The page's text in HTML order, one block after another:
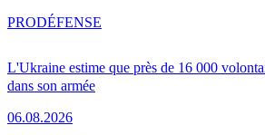
L'Ukraine estime que près de 16 000
dans son armée
06.08.2026
PRODÉFENSE